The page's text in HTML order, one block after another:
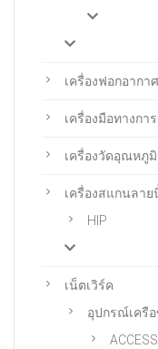
เครื่องฟอกอากาศ
เครื่องมือทางกา
เครื่องวัดอุณหภูมิ
เครื่องสแกนลาย
HIP
เน็ตเวิร์ค
อุปกรณ์เครื